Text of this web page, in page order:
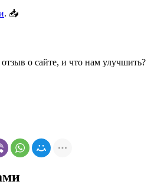
. 📥
о сайте, и что нам улучшить?